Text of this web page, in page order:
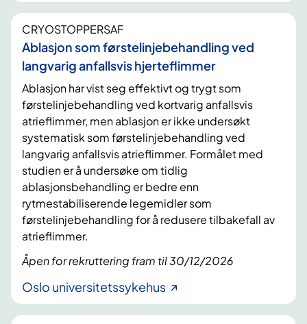
CRYOSTOPPERSAF
Ablasjon som førstelinjebehandling ved
langvarig anfallsvis hjerteflimmer
Ablasjon har vist seg effektivt og trygt som
førstelinjebehandling ved kortvarig anfallsvis
atrieflimmer, men ablasjon er ikke undersøkt
systematisk som førstelinjebehandling ved
langvarig anfallsvis atrieflimmer. Formålet med
studien er å undersøke om tidlig
ablasjonsbehandling er bedre enn
rytmestabiliserende legemidler som
førstelinjebehandling for å redusere tilbakefall av
atrieflimmer.
Åpen for rekruttering fram til 30/12/2026
Oslo universitetssykehus